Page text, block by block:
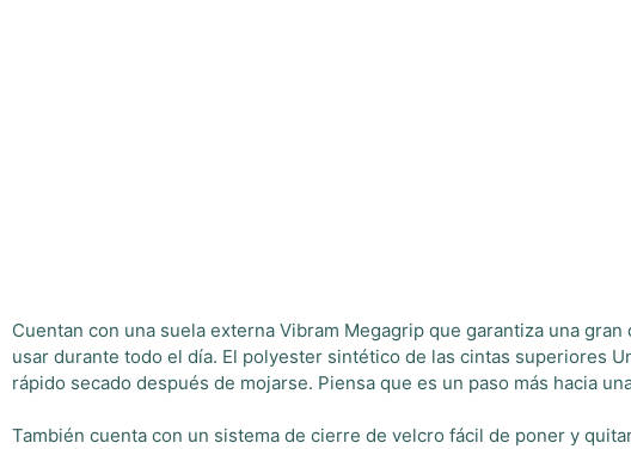
Cuentan con una suela externa Vibram Megagrip que garantiza una
usar durante todo el día. El polyester sintético de las cintas superiores
rápido secado después de mojarse. Piensa que es un paso más hacia
También cuenta con un sistema de cierre de velcro fácil de poner y